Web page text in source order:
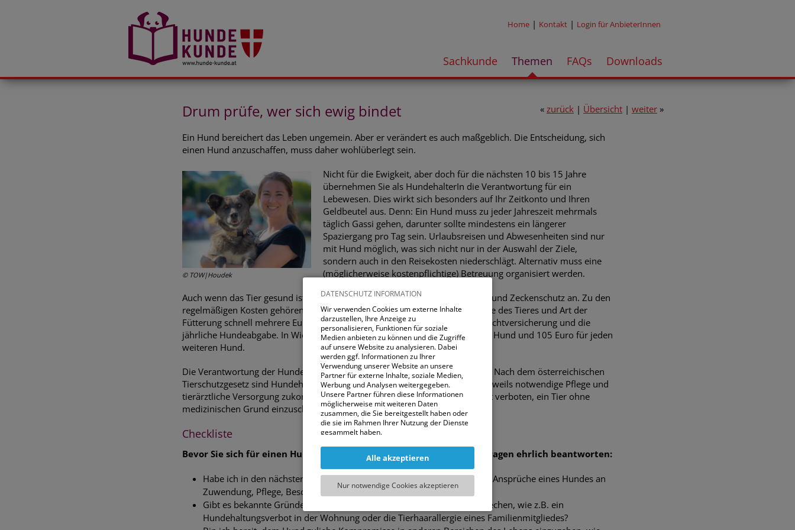
DATENSCHUTZ INFORMATION
Wir verwenden Cookies um externe Inhalte
darzustellen, Ihre Anzeige zu
personalisieren, Funktionen für soziale
Medien anbieten zu können und die Zugriffe
auf unsere Website zu analysieren. Dabei
werden ggf. Informationen zu Ihrer
Verwendung unserer Website an unsere
Partner für externe Inhalte, soziale Medien,
Werbung und Analysen weitergegeben.
Unsere Partner führen diese Informationen
möglicherweise mit weiteren Daten
zusammen, die Sie bereitgestellt haben oder
die sie im Rahmen Ihrer Nutzung der Dienste
gesammelt haben.
Sie können entweder allen externen Services
und damit Verbundenen Cookies zustimmen,
oder lediglich jenen die für die korrekte
notwendig sind. Beachten Sie, dass bei der
Wahl der zweiten Möglichkeit ggf. nicht alle
Alle akzeptieren
Nur notwendige Cookies akzeptieren
Sachkunde Themen FAQs Downloads
Home | Kontakt | Login für AnbieterInnen
« zurück | Übersicht | weiter »
Drum prüfe, wer sich ewig bindet
Ein Hund bereichert das Leben ungemein. Aber er verändert es auch maßgeblich. Die Entscheidung, sich
einen Hund anzuschaffen, muss daher wohlüberlegt sein.
© TOW|Houdek
Nicht für die Ewigkeit, aber doch für die nächsten 10 bis 15 Jahre
übernehmen Sie als HundehalterIn die Verantwortung für ein
Lebewesen. Dies wirkt sich besonders auf Ihr Zeitkonto und Ihren
Geldbeutel aus. Denn: Ein Hund muss zu jeder Jahreszeit mehrmals
täglich Gassi gehen, darunter sollte mindestens ein längerer
Spaziergang pro Tag sein. Urlaubsreisen und Abwesenheiten sind nur
mit Hund möglich, was sich nicht nur in der Auswahl der Ziele,
sondern auch in den Reisekosten niederschlägt. Alternativ muss eine
(möglicherweise kostenpflichtige) Betreuung organisiert werden.
Auch wenn das Tier gesund ist, fallen Ausgaben für Impfungen, Wurmkuren und Zeckenschutz an. Zu den
regelmäßigen Kosten gehören natürlich ebenso das Futter, das je nach Größe des Tieres und Art der
Fütterung schnell mehrere Euro pro Mahlzeit kosten kann, sowie die Haftpflichtversicherung und die
jährliche Hundeabgabe. In Wien beträgt diese derzeit 72 Euro für den ersten Hund und 105 Euro für jeden
weiteren Hund.
Die Verantwortung der Hundehalter*innen ist übrigens gesetzlich verankert: Nach dem österreichischen
Tierschutzgesetz sind Hundehalter*innen dazu verpflichtet, dem Hund die jeweils notwendige Pflege und
tierärztliche Versorgung zukommen zu lassen. Und das ein Leben lang: Es ist verboten, ein Tier ohne
medizinischen Grund einzuschläfern.
Checkliste
Bevor Sie sich für einen Hund entscheiden, sollten Sie daher einige Fragen ehrlich beantworten:
Habe ich in den nächsten Jahren voraussichtlich genügend Zeit, um die Ansprüche eines Hundes an
Zuwendung, Pflege, Beschäftigung und Bewegung zu erfüllen?
Gibt es bekannte Gründe, die gegen die Anschaffung eines Hundes sprechen, wie z.B. ein
Hundehaltungsverbot in der Wohnung oder die Tierhaarallergie eines Familienmitgliedes?